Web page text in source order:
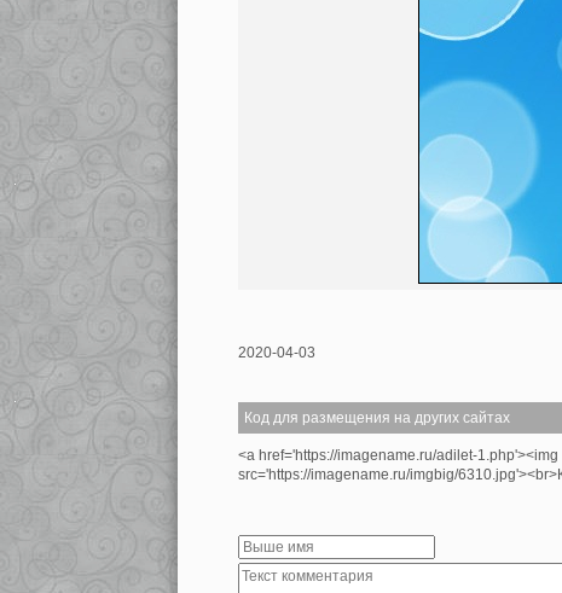
2020-04-03
Код для размещения на других сайтах
<a href='https://imagename.ru/adilet-1.php'><img
src='https://imagename.ru/imgbig/